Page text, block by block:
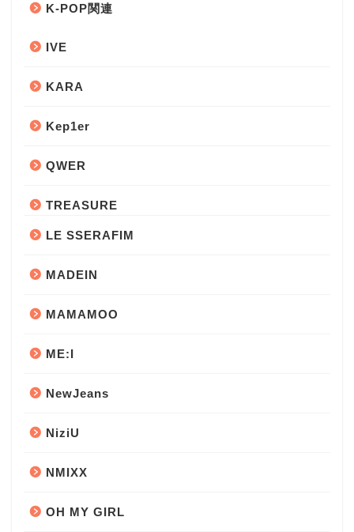
K-POP関連
IVE
KARA
Kep1er
QWER
TREASURE
LE SSERAFIM
MADEIN
MAMAMOO
ME:I
NewJeans
NiziU
NMIXX
OH MY GIRL